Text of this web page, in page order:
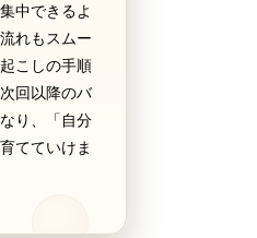
中できるよ
れもスムー
こしの手順
回以降のバ
り、「自分
てていけま